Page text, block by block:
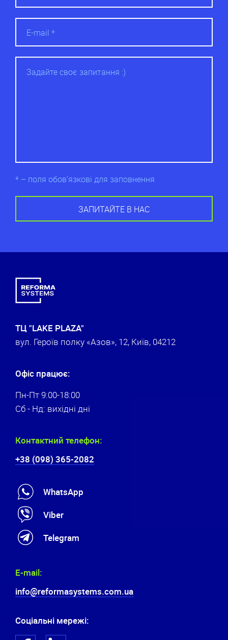
* – поля обов’язкові для заповнення
ТЦ "LAKE PLAZA"
вул. Героїв полку «Азов», 12, Київ, 04212
Офіс працює:
Пн-Пт 9:00-18:00
Сб - Нд: вихідні дні
Контактний телефон:
+38 (098) 365-2082
WhatsApp
Viber
Telegram
E-mail:
info@reformasystems.com.ua
Соціальні мережі: